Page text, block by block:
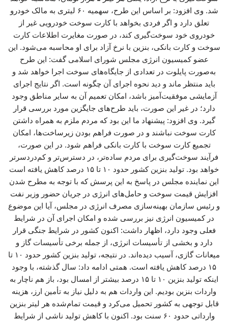
شد. وی افزود: بر اساس این طرح، سهمیه ۶۰ لیتری به مالک خودرو
تعلق دارد و اگر فردی بخواهد با کارت سوخت خودرویی غیر از
خودروی خود سوخت‌گیری کند، در صورت مغایرت اطلاعات کارت
سوخت و کارت بانکی، بنزین با نرخ آزاد برای او محاسبه می‌شود. این
عضو کمیسیون انرژی مجلس شورای اسلامی گفت: این طرح
به‌صورت پایلوت در تعدادی از جایگاه‌های سوخت اجرا خواهد شد و
باید منتظر ماند و دید نحوه اجرای آن چگونه است. اگر نتایج اجرای
آزمایشی موفقیت‌آمیز باشد، امکان تعمیم آن به سایر مناطق وجود
دارد؛ در غیر این صورت، باید طرح‌های جایگزین مورد بررسی قرار
گیرد. وی افزود: پیشنهاد ما این بود که مردم ملزم به همراه داشتن
کارت سوخت نباشند و در صورت فراهم بودن زیرساخت‌ها، امکان
تجمیع کارت سوخت با کارت بانکی فراهم شود. در این صورت،
فرآیند سوخت‌گیری برای مردم ساده‌تر، در دسترس‌تر و کم‌دردسرتر
خواهد بود. تولید بنزین کشور حدود ۱۰ تا ۱۵ درصد کاهش یافته است
این نماینده مجلس در پاسخ به این پرسش که با توجه به مطرح شدن
افزایش قیمت سوخت و حامل‌های انرژی در جریان حضور وزیر نفت
و رئیس سازمان بهینه‌سازی مصرف انرژی در مجلس، آیا این موضوع
در کمیسیون انرژی نیز بررسی شده و امکان اجرای آن در شرایط
فعلی وجود دارد، اظهار داشت: اکنون کشور در شرایط جنگی قرار
دارد و بخشی از تأسیسات انرژی، از جمله برخی تأسیسات گاز و
میعانات گازی، آسیب دیده‌اند. در نتیجه، تولید بنزین کشور حدود ۱۰ تا
۱۵ درصد کاهش یافته است. همتی ادامه داد: سال گذشته، با وجود
اینکه تولید بنزین ۱۰ تا ۱۵ درصد بیشتر از امسال بود، باز هم ناچار به
واردات بنزین بودیم. این واردات هم به دلیل نیاز به تأمین ارز، هزینه
قابل توجهی به کشور تحمیل می‌کرد و قیمت تمام‌شده هر لیتر بنزین
وارداتی حدود ۶۰ سنت بود. اکنون با کاهش تولید ناشی از شرایط